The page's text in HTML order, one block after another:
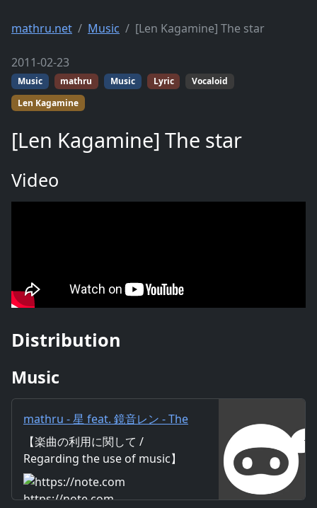
mathru.net Music [Len Kagamine] The star
2011-02-23
Music mathru Music Lyric
Vocaloid
Len Kagamine
[Len Kagamine] The star
Video
Distribution
Music
mathru - 星 feat. 鏡音レン - The
star feat. Len Kagamine｜
mathru
【楽曲の利用に関して /
Regarding the use of music】
https://mathru.net/terms/musi
c 【歌詞 / Lyrics】 Lyrics：
https://note.com